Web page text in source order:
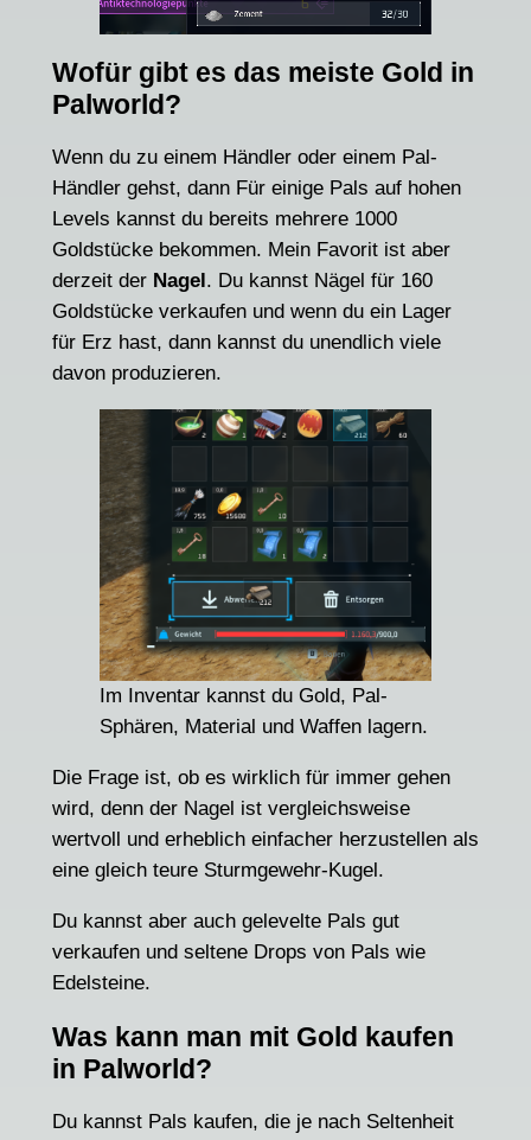
Wofür gibt es das meiste Gold in
Palworld?
Wenn du zu einem Händler oder einem Pal-
Händler gehst, dann Für einige Pals auf hohen
Levels kannst du bereits mehrere 1000
Goldstücke bekommen. Mein Favorit ist aber
derzeit der Nagel . Du kannst Nägel für 160
Goldstücke verkaufen und wenn du ein Lager
für Erz hast, dann kannst du unendlich viele
davon produzieren.
Im Inventar kannst du Gold, Pal-
Sphären, Material und Waffen lagern.
Die Frage ist, ob es wirklich für immer gehen
wird, denn der Nagel ist vergleichsweise
wertvoll und erheblich einfacher herzustellen als
eine gleich teure Sturmgewehr-Kugel.
Du kannst aber auch gelevelte Pals gut
verkaufen und seltene Drops von Pals wie
Edelsteine.
Was kann man mit Gold kaufen
in Palworld?
Du kannst Pals kaufen, die je nach Seltenheit